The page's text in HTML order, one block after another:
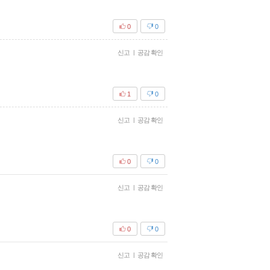
0
0
신고 공감 확인
0
1
신고 공감 확인
0
0
신고 공감 확인
0
0
신고 공감 확인